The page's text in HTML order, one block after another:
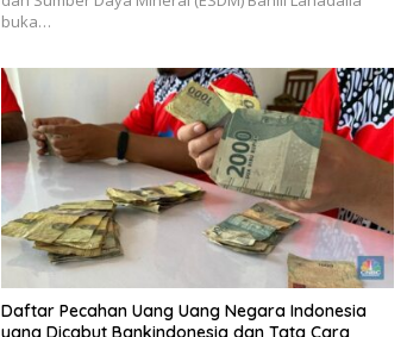
buka…
Daftar Pecahan Uang Uang Negara Indonesia
yang Dicabut Bankindonesia dan Tata Cara